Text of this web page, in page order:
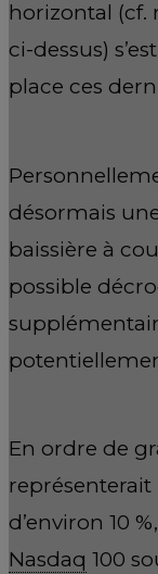
horizontal (cf.
ci-dessus)
place ces
désormais
baissière à
possible
En ordre de
représenterait
d’environ 10
Nasdaq 100